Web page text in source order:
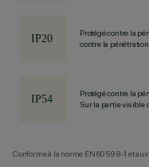
Protégé contre la
contre la
Protégé contre la
Sur la partie visible
Conforme à la norme EN60598-1 et